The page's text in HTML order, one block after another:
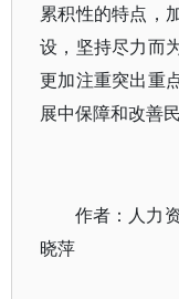
累积性的特点，
设，坚持尽力而
更加注重突出重
展中保障和改善
作者：人力
晓萍